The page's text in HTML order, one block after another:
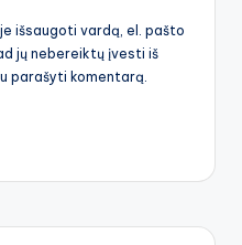
išsaugoti vardą, el. pašto
jų nebereiktų įvesti iš
parašyti komentarą.